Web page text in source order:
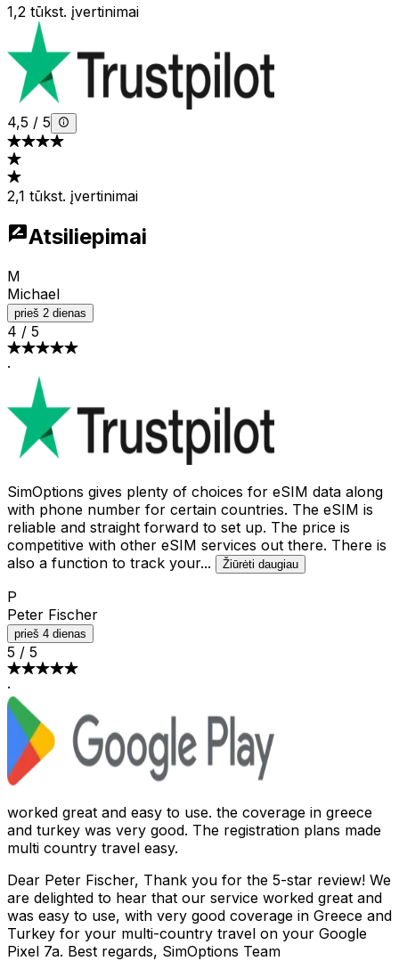
1,2 tūkst. įvertinimai
4,5 / 5
2,1 tūkst. įvertinimai
Atsiliepimai
M
Michael
prieš 2 dienas
4 / 5
·
SimOptions gives plenty of choices for eSIM data along
with phone number for certain countries. The eSIM is
reliable and straight forward to set up. The price is
competitive with other eSIM services out there. There is
also a function to track your... Žiūrėti daugiau
P
Peter Fischer
prieš 4 dienas
5 / 5
·
worked great and easy to use. the coverage in greece
and turkey was very good. The registration plans made
multi country travel easy.
Dear Peter Fischer, Thank you for the 5-star review! We
are delighted to hear that our service worked great and
was easy to use, with very good coverage in Greece and
Turkey for your multi-country travel on your Google
Pixel 7a. Best regards, SimOptions Team